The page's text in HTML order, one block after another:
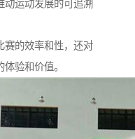
动运动发展的可追溯
赛的效率和性，还对
验和价值。